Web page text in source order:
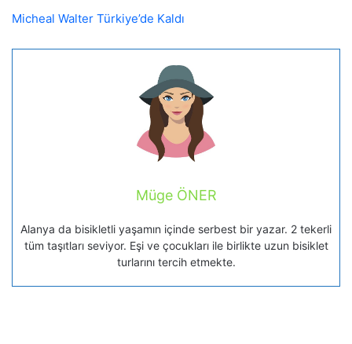
Micheal Walter Türkiye’de Kaldı
Müge ÖNER
Alanya da bisikletli yaşamın içinde serbest bir yazar. 2 tekerli
tüm taşıtları seviyor. Eşi ve çocukları ile birlikte uzun bisiklet
turlarını tercih etmekte.